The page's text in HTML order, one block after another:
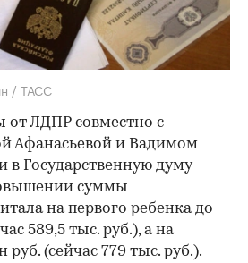
/ ТАСС
от ЛДПР совместно с
Афанасьевой и Вадимом
в Государственную думу
суммы
на первого ребенка до
589,5 тыс. руб.), а на
(сейчас 779 тыс. руб.).